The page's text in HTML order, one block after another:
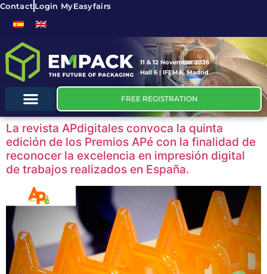
Contact Login MyEasyfairs
11 & 12 November 2026
Hall 6 | IFEMA, Madrid
FREE REGISTRATION
La revista APdigitales convoca la quinta
edición de los Premios APé con la finalidad de
reconocer la excelencia en impresión digital
de trabajos realizados en España.